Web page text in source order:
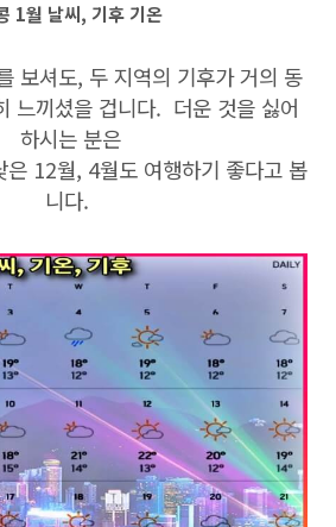
1월 날씨, 기후 기온
보셔도, 두 지역의 기후가 거의 동
느끼셨을 겁니다. 더운 것을 싫어
하시는 분은
12월, 4월도 여행하기 좋다고 봅
니다.